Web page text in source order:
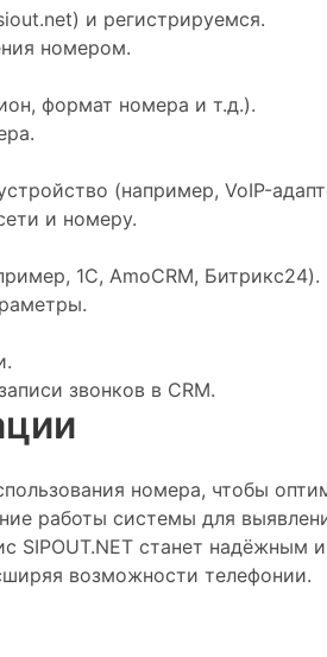
и регистрируемся.
номером.
формат номера и т.д.).
(например, VoIP-
и номеру.
1С, AmoCRM, Битрикс24).
звонков в CRM.
номера, чтобы
работы системы для
SIPOUT.NET станет
возможности телефонии.